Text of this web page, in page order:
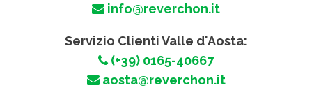
info@reverchon.it
Servizio Clienti Valle d'Aosta:
(+39) 0165-40667
aosta@reverchon.it